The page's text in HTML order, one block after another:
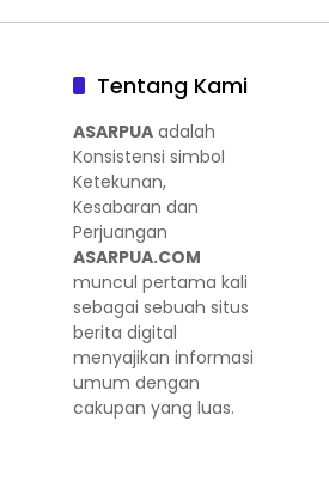
Tentang Kami
ASARPUA adalah
Konsistensi simbol
Ketekunan,
Kesabaran dan
Perjuangan
ASARPUA.COM
muncul pertama kali
sebagai sebuah situs
berita digital
menyajikan informasi
umum dengan
cakupan yang luas.